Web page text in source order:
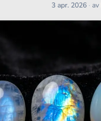
3 apr. 2026 · av